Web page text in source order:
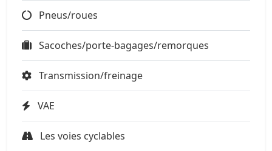
Pneus/roues
Sacoches/porte-bagages/remorques
Transmission/freinage
VAE
Les voies cyclables